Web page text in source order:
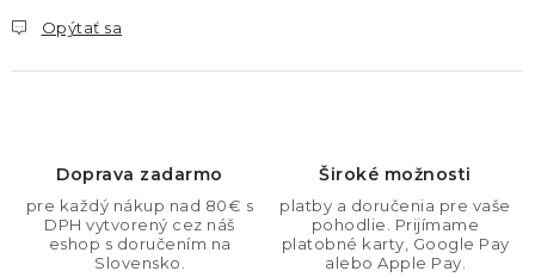
Opýtať sa
Doprava zadarmo
pre každý nákup nad 80€ s
DPH vytvorený cez náš
eshop s doručením na
Slovensko.
Široké možnosti
platby a doručenia pre vaše
pohodlie. Prijímame
platobné karty, Google Pay
alebo Apple Pay.